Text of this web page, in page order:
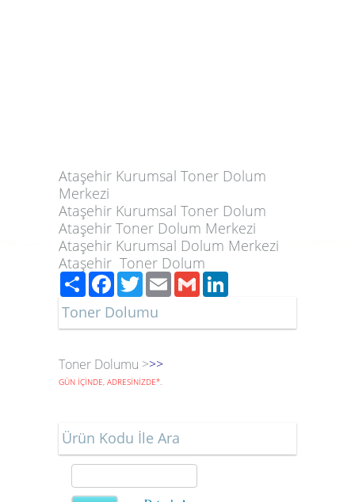
Ataşehir Kurumsal Toner Dolum
Merkezi
Ataşehir Kurumsal Toner Dolum
Ataşehir Toner Dolum Merkezi
Ataşehir Kurumsal Dolum Merkezi
Ataşehir Toner Dolum
PaylaşFacebook
TwitterEmailGmail
Toner Dolumu
Toner Dolumu >>>
GÜN İÇİNDE, ADRESİNİZDE*.
Ürün Kodu İle Ara